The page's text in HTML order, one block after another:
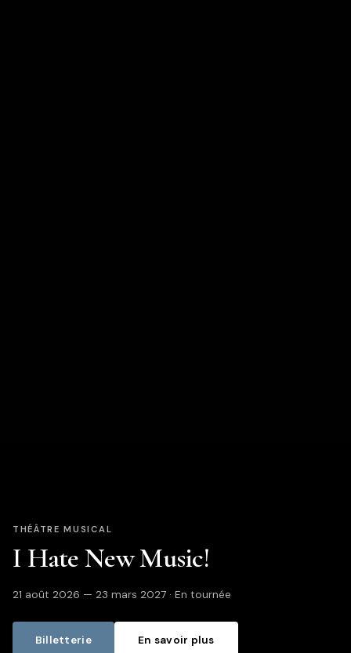
THÉÂTRE MUSICAL
I Hate New Music!
21 août 2026 — 23 mars 2027 · En tournée
Billetterie En savoir plus